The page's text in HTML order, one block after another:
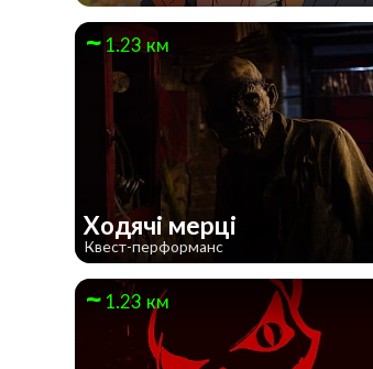
1.23 км
Ходячі мерці
Квест-перформанс
1.23 км